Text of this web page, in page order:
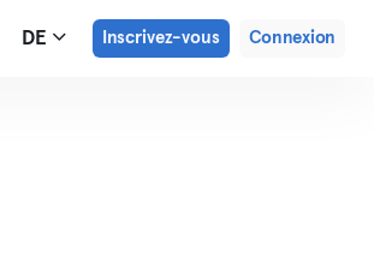
DE Inscrivez-vous Connexion